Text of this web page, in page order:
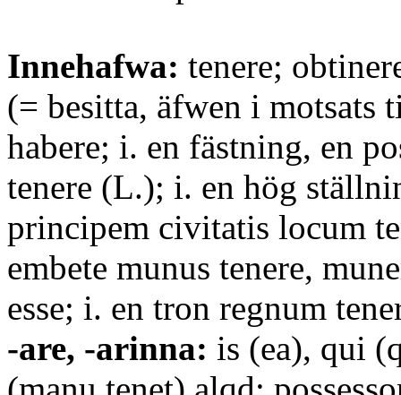
Innehafwa: tenere;
(= besitta, äfwen i motsats
habere; i. en fästning, en
tenere (L.); i. en hög
principem civitatis locum
embete munus tenere,
esse; i. en tron regnum
-are, -arinna: is (ea), qui